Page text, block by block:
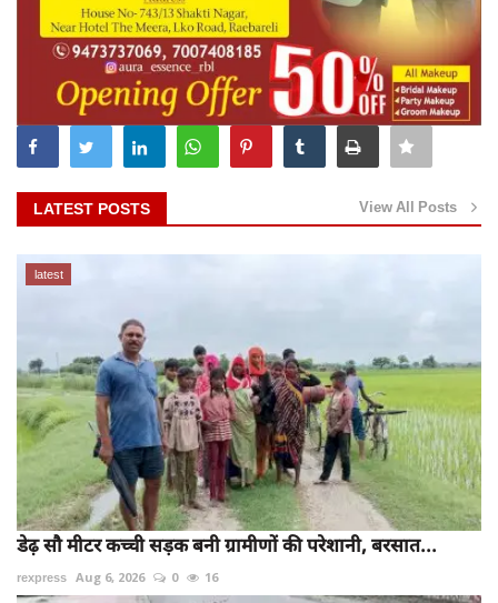
LATEST POSTS View All Posts
latest
डेढ़ सौ मीटर कच्ची सड़क बनी ग्रामीणों की परेशानी, बरसात...
rexpress Aug 6, 2026 0 16